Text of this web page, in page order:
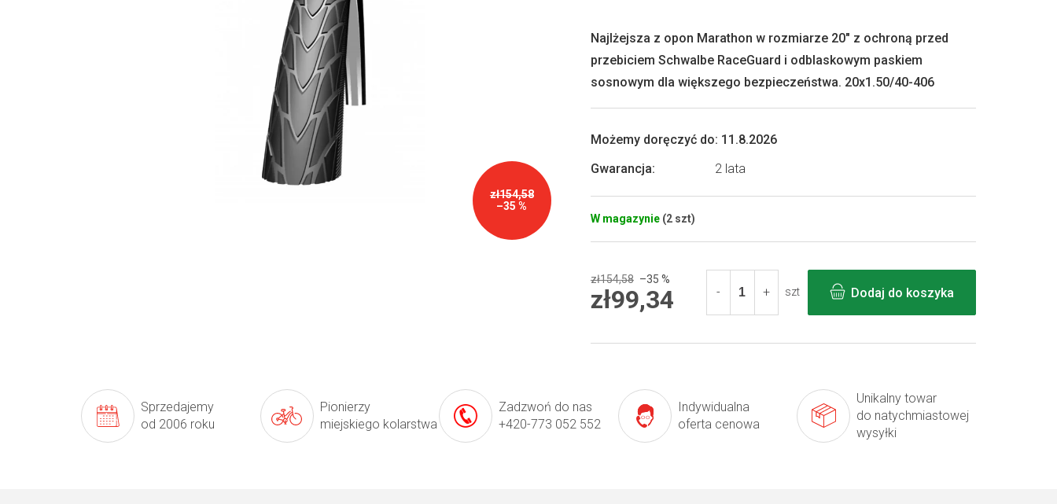
zł154,58
–35 %
W magazynie (2 szt)
Możemy doręczyć do: 11.8.2026
Gwarancja: 2 lata
Najlżejsza z opon Marathon w rozmiarze 20" z ochroną przed
przebiciem Schwalbe RaceGuard i odblaskowym paskiem
sosnowym dla większego bezpieczeństwa. 20x1.50/40-406
0,0
5
gwiazdek.
zł154,58 –35 %
zł99,34 szt Dodaj do koszyka
Sprzedajemy
od 2006 roku
Pionierzy
miejskiego kolarstwa
Zadzwoń do nas
+420-773 052 552
Indywidualna
oferta cenowa
Unikalny towar
do natychmiastowej
wysyłki